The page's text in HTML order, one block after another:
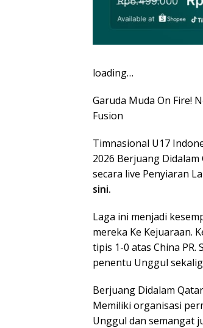
loading…
Garuda Muda On Fire!
Fusion
Timnasional U17
2026 Berjuang
secara live Penyiaran
sini.
Laga ini menjadi
mereka Ke Kejuaraan.
tipis 1-0 atas China PR.
penentu Unggul
Berjuang Didalam
Memiliki organisasi
Unggul dan semangat